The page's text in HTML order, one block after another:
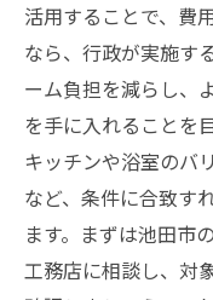
納得でき
工務店ご
水廻り改
見積もり
項目
信頼できる
活用することで、費
なら、行政が実施す
ーム負担を減らし、
を手に入れることを
キッチンや浴室のバ
など、条件に合致す
ます。まずは池田市
工務店に相談し、対